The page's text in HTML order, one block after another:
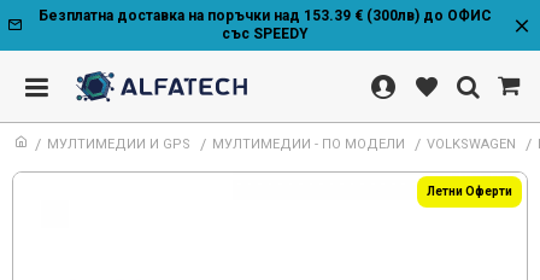
Безплатна доставка на поръчки над 153.39 € (300лв) до ОФИС
със SPEEDY
МУЛТИМЕДИИ И GPS МУЛТИМЕДИИ - ПО МОДЕЛИ VOLKSWAGEN
Летни Оферти